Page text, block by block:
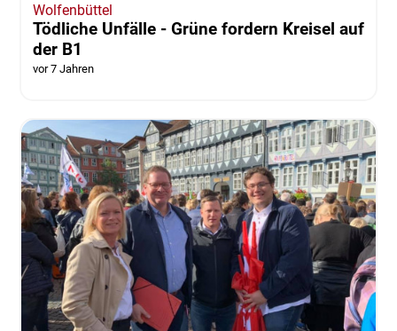
Wolfenbüttel
Tödliche Unfälle - Grüne fordern Kreisel auf
der B1
vor 7 Jahren